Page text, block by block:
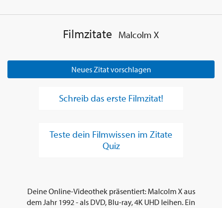
Filmzitate Malcolm X
Neues Zitat vorschlagen
Schreib das erste Filmzitat!
Teste dein Filmwissen im Zitate
Quiz
Deine Online-Videothek präsentiert: Malcolm X aus
dem Jahr 1992 - als DVD, Blu-ray, 4K UHD leihen. Ein